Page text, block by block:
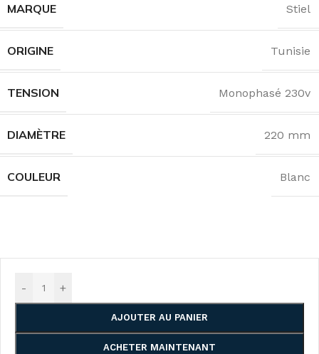
MARQUE Stiel
ORIGINE Tunisie
TENSION Monophasé 230v
DIAMÈTRE 220 mm
COULEUR Blanc
- +
AJOUTER AU PANIER
ACHETER MAINTENANT